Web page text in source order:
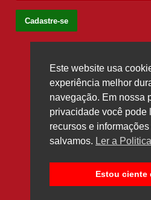
Siga-nos
Este website usa
experiência melhor
navegação. Em nossa
privacidade você pode
recursos e
salvamos. Ler a
Estou ciente